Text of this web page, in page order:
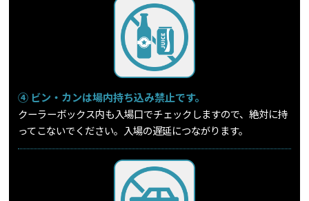
④ ビン・カンは場内持ち込み禁止です。
クーラーボックス内も入場口でチェックしますので、絶対に持
ってこないでください。入場の遅延につながります。